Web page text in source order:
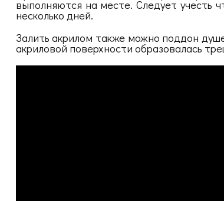
выполняются на месте. Следует учесть
несколько дней.
Залить акрилом также можно поддон
акриловой поверхности образовалась